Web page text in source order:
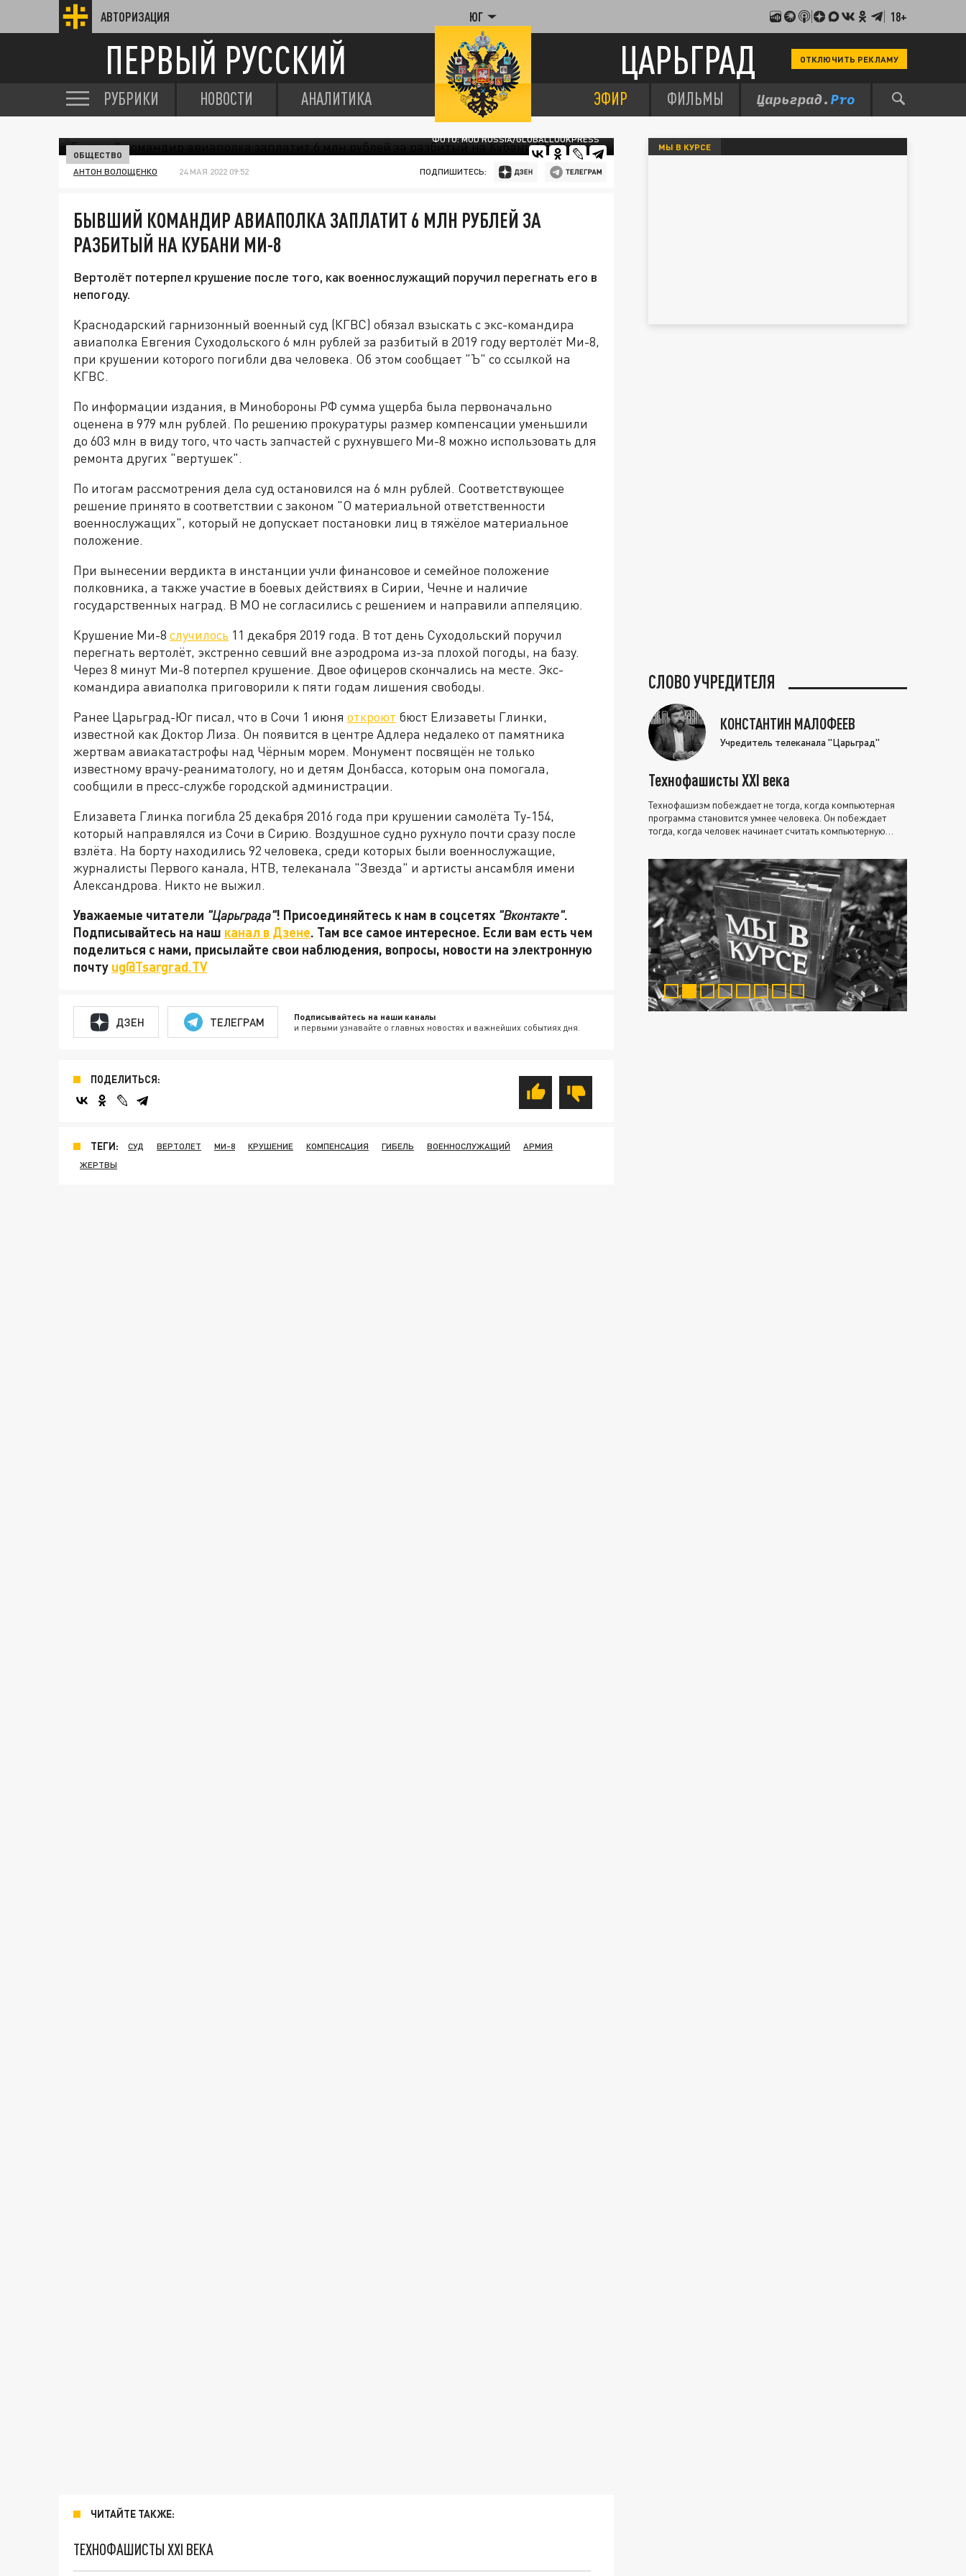
АВТОРИЗАЦИЯ ЮГ 18+
ПЕРВЫЙ РУССКИЙ ЦАРЬГРАД ОТКЛЮЧИТЬ РЕКЛАМУ
РУБРИКИ НОВОСТИ АНАЛИТИКА ЭФИР ФИЛЬМЫ
ФОТО: MOD RUSSIA/GLOBALLOOKPRESS
ОБЩЕСТВО
АНТОН ВОЛОЩЕНКО 24 МАЯ 2022 09:52 ПОДПИШИТЕСЬ:
БЫВШИЙ КОМАНДИР АВИАПОЛКА ЗАПЛАТИТ 6 МЛН РУБЛЕЙ ЗА
РАЗБИТЫЙ НА КУБАНИ МИ-8
Вертолёт потерпел крушение после того, как военнослужащий поручил перегнать его в
непогоду.
Краснодарский гарнизонный военный суд (КГВС) обязал взыскать с экс-командира
авиаполка Евгения Суходольского 6 млн рублей за разбитый в 2019 году вертолёт Ми-8,
при крушении которого погибли два человека. Об этом сообщает "Ъ" со ссылкой на
КГВС.
По информации издания, в Минобороны РФ сумма ущерба была первоначально
оценена в 979 млн рублей. По решению прокуратуры размер компенсации уменьшили
до 603 млн в виду того, что часть запчастей с рухнувшего Ми-8 можно использовать для
ремонта других "вертушек".
По итогам рассмотрения дела суд остановился на 6 млн рублей. Соответствующее
решение принято в соответствии с законом "О материальной ответственности
военнослужащих", который не допускает постановки лиц в тяжёлое материальное
положение.
При вынесении вердикта в инстанции учли финансовое и семейное положение
полковника, а также участие в боевых действиях в Сирии, Чечне и наличие
государственных наград. В МО не согласились с решением и направили аппеляцию.
Крушение Ми-8 случилось 11 декабря 2019 года. В тот день Суходольский поручил
перегнать вертолёт, экстренно севший вне аэродрома из-за плохой погоды, на базу.
Через 8 минут Ми-8 потерпел крушение. Двое офицеров скончались на месте. Экс-
командира авиаполка приговорили к пяти годам лишения свободы.
Ранее Царьград-Юг писал, что в Сочи 1 июня откроют бюст Елизаветы Глинки,
известной как Доктор Лиза. Он появится в центре Адлера недалеко от памятника
жертвам авиакатастрофы над Чёрным морем. Монумент посвящён не только
известному врачу-реаниматологу, но и детям Донбасса, которым она помогала,
сообщили в пресс-службе городской администрации.
Елизавета Глинка погибла 25 декабря 2016 года при крушении самолёта Ту-154,
который направлялся из Сочи в Сирию. Воздушное судно рухнуло почти сразу после
взлёта. На борту находились 92 человека, среди которых были военнослужащие,
журналисты Первого канала, НТВ, телеканала "Звезда" и артисты ансамбля имени
Александрова. Никто не выжил.
Уважаемые читатели "Царьграда"! Присоединяйтесь к нам в соцсетях "Вконтакте".
Подписывайтесь на наш канал в Дзене. Там все самое интересное. Если вам есть чем
поделиться с нами, присылайте свои наблюдения, вопросы, новости на электронную
почту ug@Tsargrad.TV
ДЗЕН ТЕЛЕГРАМ Подписывайтесь на наши каналы
и первыми узнавайте о главных новостях и важнейших событиях дня.
ПОДЕЛИТЬСЯ:
ТЕГИ: СУД ВЕРТОЛЕТ МИ-8 КРУШЕНИЕ КОМПЕНСАЦИЯ ГИБЕЛЬ ВОЕННОСЛУЖАЩИЙ
АРМИЯ
ЖЕРТВЫ
ЧИТАЙТЕ ТАКЖЕ:
ТЕХНОФАШИСТЫ XXI ВЕКА
МЫ В КУРСЕ
СЛОВО УЧРЕДИТЕЛЯ
КОНСТАНТИН МАЛОФЕЕВ
Учредитель телеканала "Царьград"
Технофашисты XXI века
Технофашизм побеждает не тогда, когда компьютерная
программа становится умнее человека. Он побеждает
тогда, когда человек начинает считать компьютерную